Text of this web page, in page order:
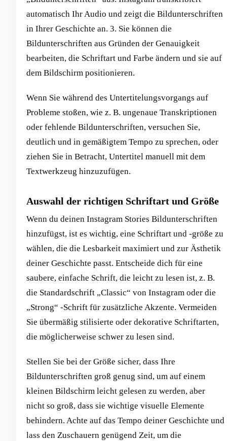
automatisch Ihr Audio und zeigt die Bildunterschriften
in Ihrer Geschichte an. 3. Sie können die
Bildunterschriften aus Gründen der Genauigkeit
bearbeiten, die Schriftart und Farbe ändern und sie auf
dem Bildschirm positionieren.
Wenn Sie während des Untertitelungsvorgangs auf
Probleme stoßen, wie z. B. ungenaue Transkriptionen
oder fehlende Bildunterschriften, versuchen Sie,
deutlich und in gemäßigtem Tempo zu sprechen, oder
ziehen Sie in Betracht, Untertitel manuell mit dem
Textwerkzeug hinzuzufügen.
Auswahl der richtigen Schriftart und Größe
Wenn du deinen Instagram Stories Bildunterschriften
hinzufügst, ist es wichtig, eine Schriftart und -größe zu
wählen, die die Lesbarkeit maximiert und zur Ästhetik
deiner Geschichte passt. Entscheide dich für eine
saubere, einfache Schrift, die leicht zu lesen ist, z. B.
die Standardschrift „Classic“ von Instagram oder die
„Strong“ -Schrift für zusätzliche Akzente. Vermeiden
Sie übermäßig stilisierte oder dekorative Schriftarten,
die möglicherweise schwer zu lesen sind.
Stellen Sie bei der Größe sicher, dass Ihre
Bildunterschriften groß genug sind, um auf einem
kleinen Bildschirm leicht gelesen zu werden, aber
nicht so groß, dass sie wichtige visuelle Elemente
behindern. Achte auf das Tempo deiner Geschichte und
lass den Zuschauern genügend Zeit, um die